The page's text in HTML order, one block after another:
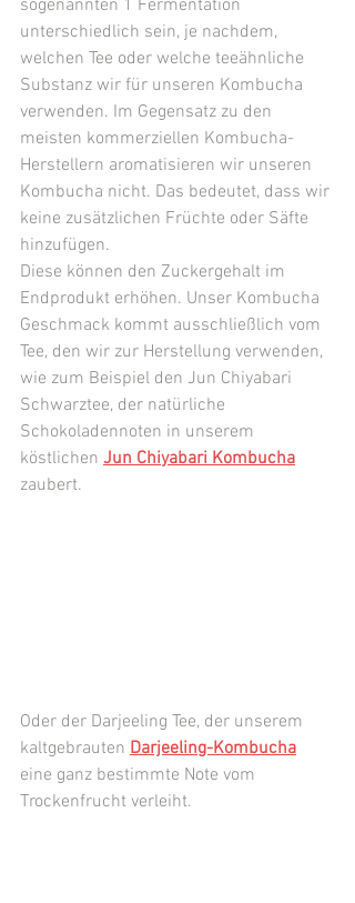
sogenannten 1 Fermentation
unterschiedlich sein, je nachdem,
welchen Tee oder welche teeähnliche
Substanz wir für unseren Kombucha
verwenden. Im Gegensatz zu den
meisten kommerziellen Kombucha-
Herstellern aromatisieren wir unseren
Kombucha nicht. Das bedeutet, dass wir
keine zusätzlichen Früchte oder Säfte
hinzufügen.
Diese können den Zuckergehalt im
Endprodukt erhöhen. Unser Kombucha
Geschmack kommt ausschließlich vom
Tee, den wir zur Herstellung verwenden,
wie zum Beispiel den Jun Chiyabari
Schwarztee, der natürliche
Schokoladennoten in unserem
köstlichen Jun Chiyabari Kombucha
zaubert.
Oder der Darjeeling Tee, der unserem
kaltgebrauten Darjeeling-Kombucha
eine ganz bestimmte Note vom
Trockenfrucht verleiht.